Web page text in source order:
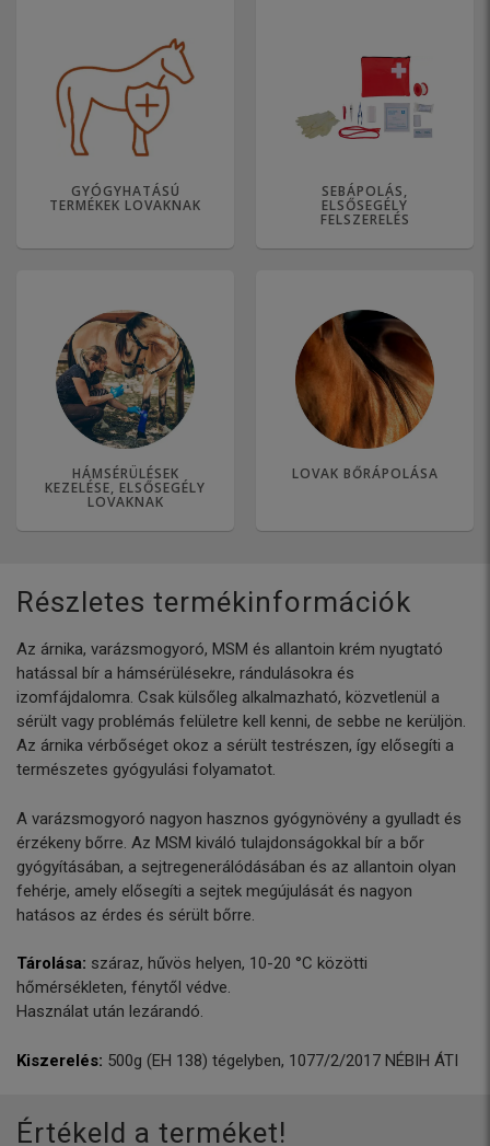
GYÓGYHATÁSÚ
TERMÉKEK LOVAKNAK
SEBÁPOLÁS,
ELSŐSEGÉLY
FELSZERELÉS
HÁMSÉRÜLÉSEK
KEZELÉSE, ELSŐSEGÉLY
LOVAKNAK
LOVAK BŐRÁPOLÁSA
Részletes termékinformációk
Az árnika, varázsmogyoró, MSM és allantoin krém nyugtató
hatással bír a hámsérülésekre, rándulásokra és
izomfájdalomra. Csak külsőleg alkalmazható, közvetlenül a
sérült vagy problémás felületre kell kenni, de sebbe ne kerüljön.
Az árnika vérbőséget okoz a sérült testrészen, így elősegíti a
természetes gyógyulási folyamatot.
A varázsmogyoró nagyon hasznos gyógynövény a gyulladt és
érzékeny bőrre. Az MSM kiváló tulajdonságokkal bír a bőr
gyógyításában, a sejtregenerálódásában és az allantoin olyan
fehérje, amely elősegíti a sejtek megújulását és nagyon
hatásos az érdes és sérült bőrre.
Tárolása: száraz, hűvös helyen, 10-20 °C közötti
hőmérsékleten, fénytől védve.
Használat után lezárandó.
Kiszerelés: 500g (EH 138) tégelyben, 1077/2/2017 NÉBIH ÁTI
Értékeld a terméket!